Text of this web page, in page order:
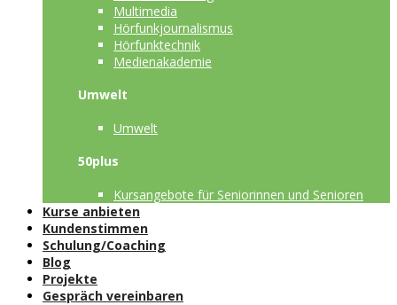
Multimedia
Hörfunkjournalismus
Hörfunktechnik
Medienakademie
Umwelt
Umwelt
50plus
Kursangebote für Seniorinnen und Senioren
Kurse anbieten
Kundenstimmen
Schulung/Coaching
Blog
Projekte
Gespräch vereinbaren